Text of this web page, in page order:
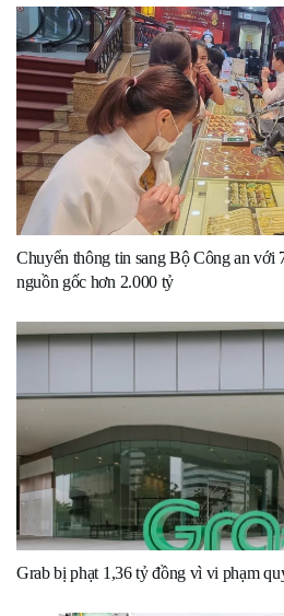
Chuyển thông tin sang Bộ Công an với
nguồn gốc hơn 2.000 tỷ
Grab bị phạt 1,36 tỷ đồng vì vi phạm